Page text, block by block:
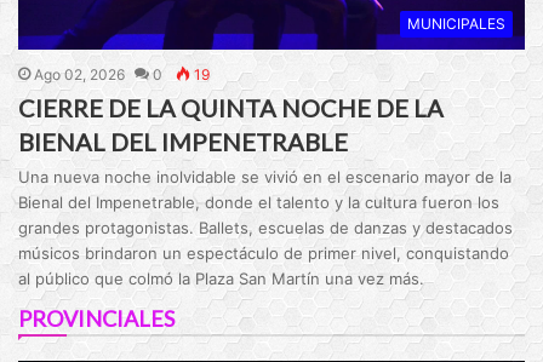
MUNICIPALES
Ago 02, 2026 0 19
CIERRE DE LA QUINTA NOCHE DE LA
BIENAL DEL IMPENETRABLE
Una nueva noche inolvidable se vivió en el escenario mayor de la
Bienal del Impenetrable, donde el talento y la cultura fueron los
grandes protagonistas. Ballets, escuelas de danzas y destacados
músicos brindaron un espectáculo de primer nivel, conquistando
al público que colmó la Plaza San Martín una vez más.
PROVINCIALES